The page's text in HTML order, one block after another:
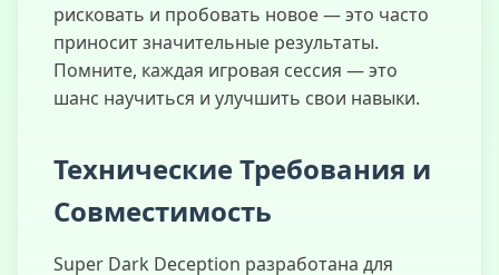
рисковать и пробовать новое — это часто
приносит значительные результаты.
Помните, каждая игровая сессия — это
шанс научиться и улучшить свои навыки.
Технические Требования и
Совместимость
Super Dark Deception разработана для